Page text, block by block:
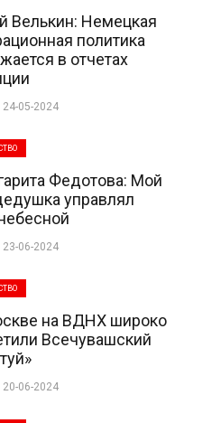
Велькин: Немецкая
политика
в отчетах
24-05-2024
Федотова: Мой
управлял
23-06-2024
на ВДНХ широко
Всечувашский
20-06-2024